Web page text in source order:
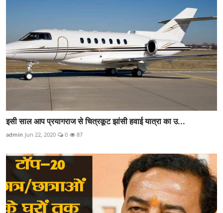
इसी साल आप प्रयागराज से चित्रकूट झांसी हवाई यात्रा का उ...
admin Jun 22, 2020 0 87